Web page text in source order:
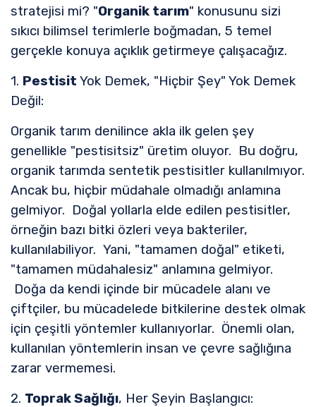
stratejisi mi? "Organik tarım" konusunu sizi
sıkıcı bilimsel terimlerle boğmadan, 5 temel
gerçekle konuya açıklık getirmeye çalışacağız.
1. Pestisit Yok Demek, "Hiçbir Şey" Yok Demek
Değil:
Organik tarım denilince akla ilk gelen şey
genellikle "pestisitsiz" üretim oluyor. Bu doğru,
organik tarımda sentetik pestisitler kullanılmıyor.
Ancak bu, hiçbir müdahale olmadığı anlamına
gelmiyor. Doğal yollarla elde edilen pestisitler,
örneğin bazı bitki özleri veya bakteriler,
kullanılabiliyor. Yani, "tamamen doğal" etiketi,
"tamamen müdahalesiz" anlamına gelmiyor.
Doğa da kendi içinde bir mücadele alanı ve
çiftçiler, bu mücadelede bitkilerine destek olmak
için çeşitli yöntemler kullanıyorlar. Önemli olan,
kullanılan yöntemlerin insan ve çevre sağlığına
zarar vermemesi.
2. Toprak Sağlığı, Her Şeyin Başlangıcı: